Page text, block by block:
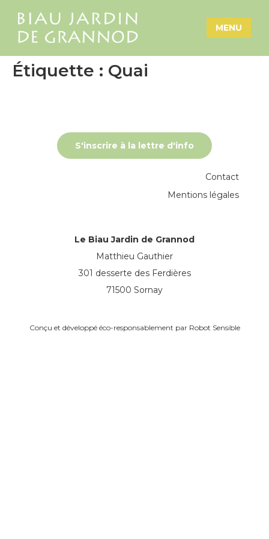
MENU
Étiquette : Quai
Le Biau Jardin de Grannod
Matthieu Gauthier
301 desserte des Ferdières
71500 Sornay
S'inscrire à la lettre d'info
Contact
Mentions légales
Conçu et développé éco-responsablement par Robot Sensible